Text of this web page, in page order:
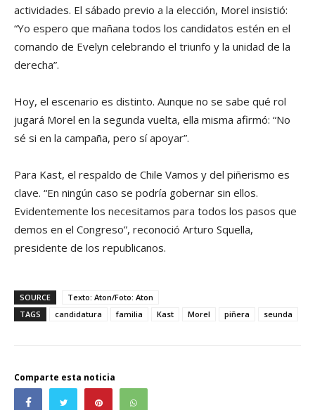
actividades. El sábado previo a la elección, Morel insistió:
“Yo espero que mañana todos los candidatos estén en el
comando de Evelyn celebrando el triunfo y la unidad de la
derecha”.
Hoy, el escenario es distinto. Aunque no se sabe qué rol
jugará Morel en la segunda vuelta, ella misma afirmó: “No
sé si en la campaña, pero sí apoyar”.
Para Kast, el respaldo de Chile Vamos y del piñerismo es
clave. “En ningún caso se podría gobernar sin ellos.
Evidentemente los necesitamos para todos los pasos que
demos en el Congreso”, reconoció Arturo Squella,
presidente de los republicanos.
SOURCE
Texto: Aton/Foto: Aton
TAGS
candidatura familia Kast Morel piñera seunda
Comparte esta noticia